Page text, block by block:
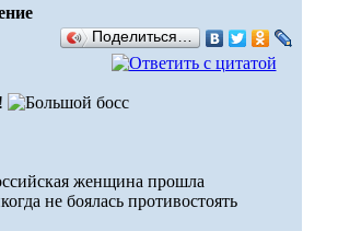
Поделиться…
женщина прошла
не боялась противостоять